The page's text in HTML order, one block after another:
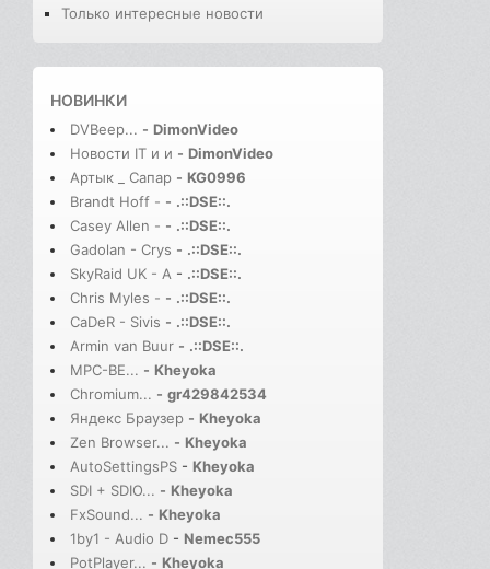
Только интересные новости
НОВИНКИ
DVBeep... - DimonVideo
Новости IT и и - DimonVideo
Артык _ Сапар - KG0996
Brandt Hoff - - .::DSE::.
Casey Allen - - .::DSE::.
Gadolan - Crys - .::DSE::.
SkyRaid UK - A - .::DSE::.
Chris Myles - - .::DSE::.
CaDeR - Sivis - .::DSE::.
Armin van Buur - .::DSE::.
MPC-BE... - Kheyoka
Chromium... - gr429842534
Яндекс Браузер - Kheyoka
Zen Browser... - Kheyoka
AutoSettingsPS - Kheyoka
SDI + SDIO... - Kheyoka
FxSound... - Kheyoka
1by1 - Audio D - Nemec555
PotPlayer... - Kheyoka